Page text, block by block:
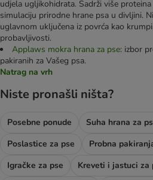
udjela ugljikohidrata. Sadrži više
simulaciju prirodne hrane psa u divljini.
uglavnom uključena iz povrća kao
probavljivosti.
Applaws mokra hrana za pse: izbor
pakiranih za Vašeg psa.
Natrag na vrh
Niste pronašli ništa?
Posebne ponude Suha hrana za
Poslastice za pse
Probna
Igračke za pse
Kreveti i jastuci za